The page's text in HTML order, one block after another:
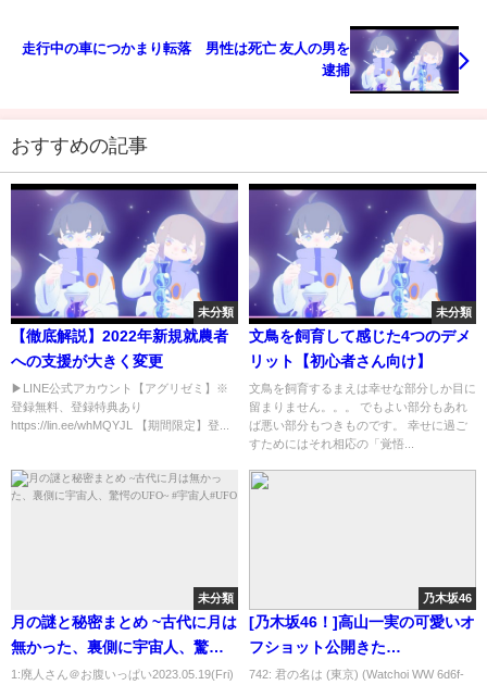
走行中の車につかまり転落 男性は死亡 友人の男を
逮捕
おすすめの記事
未分類
【徹底解説】2022年新規就農者
への支援が大きく変更
▶︎LINE公式アカウント【アグリゼミ】※
登録無料、登録特典あり
https://lin.ee/whMQYJL 【期間限定】登...
未分類
文鳥を飼育して感じた4つのデメ
リット【初心者さん向け】
文鳥を飼育するまえは幸せな部分しか目に
留まりません。。。 でもよい部分もあれ
ば悪い部分もつきものです。 幸せに過ご
すためにはそれ相応の「覚悟...
未分類
月の謎と秘密まとめ ~古代に月は
無かった、裏側に宇宙人、驚愕
のUFO~ #宇宙人#UFO
1:廃人さん＠お腹いっぱい2023.05.19(Fri)
乃木坂46
[乃木坂46！]高山一実の可愛いオ
フショット公開きた
━━━━━━(ﾟ
742: 君の名は (東京) (Watchoi WW 6d6f-